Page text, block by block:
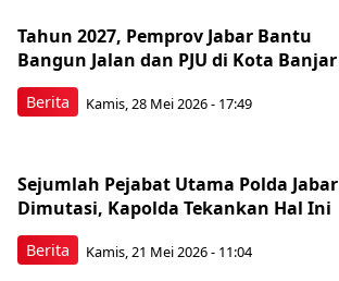
Berita
Tahun 2027, Pemprov Jabar Bantu
Bangun Jalan dan PJU di Kota Banjar
Kamis, 28 Mei 2026 - 17:49
Berita
Sejumlah Pejabat Utama Polda Jabar
Dimutasi, Kapolda Tekankan Hal Ini
Kamis, 21 Mei 2026 - 11:04